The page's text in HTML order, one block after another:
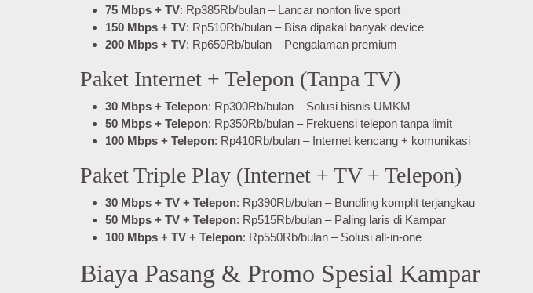
75 Mbps + TV: Rp385Rb/bulan – Lancar nonton live sport
150 Mbps + TV: Rp510Rb/bulan – Bisa dipakai banyak device
200 Mbps + TV: Rp650Rb/bulan – Pengalaman premium
Paket Internet + Telepon (Tanpa TV)
30 Mbps + Telepon: Rp300Rb/bulan – Solusi bisnis UMKM
50 Mbps + Telepon: Rp350Rb/bulan – Frekuensi telepon tanpa limit
100 Mbps + Telepon: Rp410Rb/bulan – Internet kencang + komunikasi
Paket Triple Play (Internet + TV + Telepon)
30 Mbps + TV + Telepon: Rp390Rb/bulan – Bundling komplit terjangkau
50 Mbps + TV + Telepon: Rp515Rb/bulan – Paling laris di Kampar
100 Mbps + TV + Telepon: Rp550Rb/bulan – Solusi all-in-one
Biaya Pasang & Promo Spesial Kampar